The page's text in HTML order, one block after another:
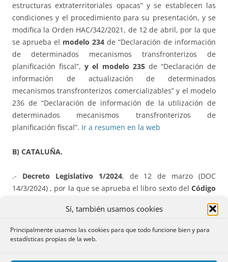
Sí, también usamos cookies
Principalmente usamos las cookies para que todo funcione bien y para
estadísticas propias de la web.
estructuras extraterritoriales opacas” y se establecen las
condiciones y el procedimiento para su presentación, y se
modifica la Orden HAC/342/2021, de 12 de abril, por la que
se aprueba el modelo 234 de “Declaración de información
de determinados mecanismos transfronterizos de
planificación fiscal”,y el modelo 235de “Declaración de
información de actualización de determinados
mecanismos transfronterizos comercializables” y el modelo
236 de “Declaración de información de la utilización de
determinados mecanismos transfronterizos de
planificación fiscal”. Ir a resumen en la web
B) CATALUÑA.
.- Decreto Legislativo 1/2024, de 12 de marzo (DOC
14/3/2024) , por la que se aprueba el libro sexto del Código
los preceptos legales vigentes en Catalunya en materia de
. oVERResumen